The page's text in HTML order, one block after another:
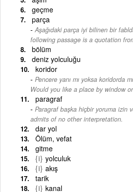
geçme
parça
Aşağıdaki parça iyi bilinen bir
following passage is a quotation
bölüm
deniz yolculuğu
koridor
Pencere yanı mı yoksa koridorda
Would you like a place by window
paragraf
Paragraf başka hiçbir yoruma izin
admits of no other interpretation.
dar yol
Ölüm, vefat
gitme
{i} yolculuk
{i} akış
tarik
{i} kanal